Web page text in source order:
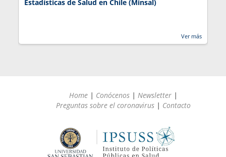
Estadísticas de Salud en Chile (Minsal)
Ver más
Home | Conócenos | Newsletter |
Preguntas sobre el coronavirus | Contacto